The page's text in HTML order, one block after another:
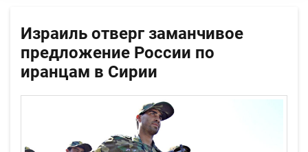
Израиль отверг заманчивое
предложение России по
иранцам в Сирии